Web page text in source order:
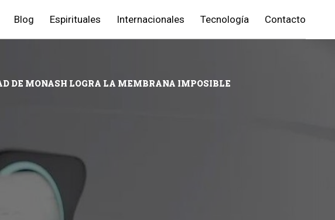
Blog Espirituales Internacionales Tecnología Contacto
DE MONASH LOGRA LA MEMBRANA IMPOSIBLE